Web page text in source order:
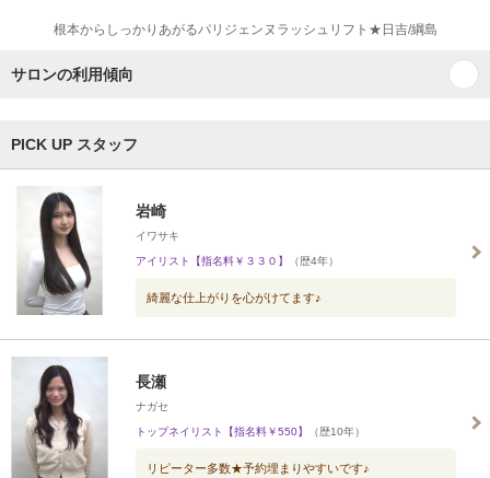
根本からしっかりあがるパリジェンヌラッシュリフト★日吉/綱島
サロンの利用傾向
PICK UP スタッフ
岩崎
イワサキ
アイリスト【指名料￥３３０】 （歴4年）
綺麗な仕上がりを心がけてます♪
長瀬
ナガセ
トップネイリスト【指名料￥550】 （歴10年）
リピーター多数★予約埋まりやすいです♪